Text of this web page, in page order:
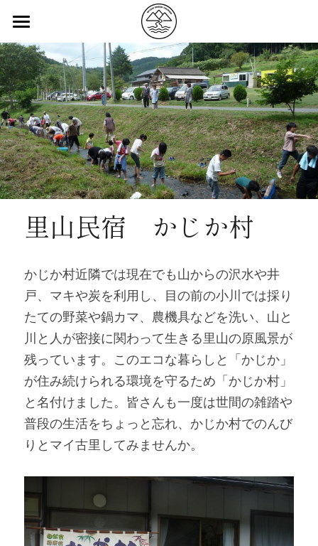
ABOUT
みやぎ型グリーン・ツーリズムとは
会員
会員一覧
カテゴリ別会員紹介
会員紹介記事
お知らせ
English
中文
里山民宿　かじか村
かじか村近隣では現在でも山からの沢水や井
戸、マキや炭を利用し、目の前の小川では採り
たての野菜や鍋カマ、農機具などを洗い、山と
川と人が密接に関わって生きる里山の原風景が
残っています。このエコな暮らしと「かじか」
が住み続けられる環境を守るため「かじか村」
と名付けました。皆さんも一度は世間の雑踏や
普段の生活をちょっと忘れ、かじか村でのんび
りとマイ古里してみませんか。